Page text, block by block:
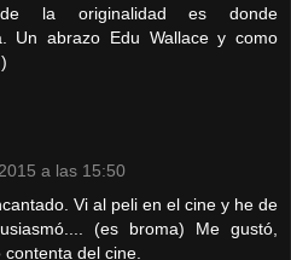
la originalidad es donde
Un abrazo Edu Wallace y como
a las 15:50
Vi al peli en el cine y he de
(es broma) Me gustó,
del cine.